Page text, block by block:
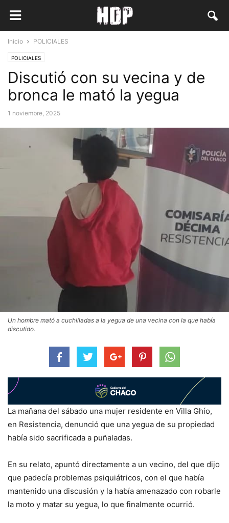
Inicio POLICIALES
POLICIALES
Discutió con su vecina y de
bronca le mató la yegua
1 noviembre, 2025
Un hombre mató a cuchilladas a la yegua de una vecina con la que había
discutido.
La mañana del sábado una mujer residente en Villa Ghío,
en Resistencia, denunció que una yegua de su propiedad
había sido sacrificada a puñaladas.
En su relato, apuntó directamente a un vecino, del que dijo
que padecía problemas psiquiátricos, con el que había
mantenido una discusión y la había amenazado con robarle
la moto y matar su yegua, lo que finalmente ocurrió.